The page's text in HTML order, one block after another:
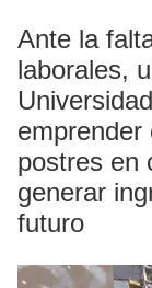
Ante la
laborales,
postres en
generar
futuro